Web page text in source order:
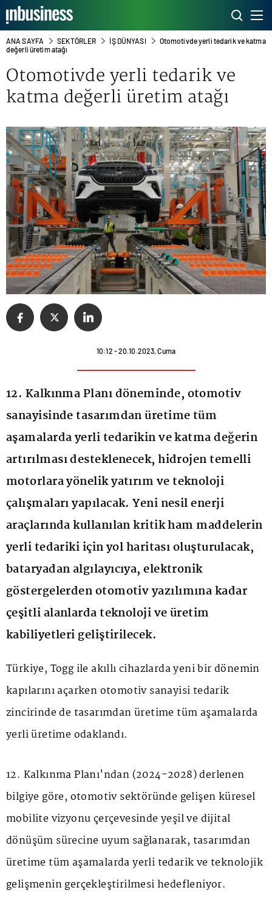
ANA SAYFA SEKTÖRLER İŞ DÜNYASI
Otomotivde yerli tedarik ve katma
değerli üretim atağı
Otomotivde yerli tedarik ve
katma değerli üretim atağı
10:12 - 20.10.2023, Cuma
12. Kalkınma Planı döneminde, otomotiv
sanayisinde tasarımdan üretime tüm
aşamalarda yerli tedarikin ve katma değerin
artırılması desteklenecek, hidrojen temelli
motorlara yönelik yatırım ve teknoloji
çalışmaları yapılacak. Yeni nesil enerji
araçlarında kullanılan kritik ham maddelerin
yerli tedariki için yol haritası oluşturulacak,
bataryadan algılayıcıya, elektronik
göstergelerden otomotiv yazılımına kadar
çeşitli alanlarda teknoloji ve üretim
kabiliyetleri geliştirilecek.
Türkiye, Togg ile akıllı cihazlarda yeni bir dönemin
kapılarını açarken otomotiv sanayisi tedarik
zincirinde de tasarımdan üretime tüm aşamalarda
yerli üretime odaklandı.
12. Kalkınma Planı'ndan (2024-2028) derlenen
bilgiye göre, otomotiv sektöründe gelişen küresel
mobilite vizyonu çerçevesinde yeşil ve dijital
dönüşüm sürecine uyum sağlanarak, tasarımdan
üretime tüm aşamalarda yerli tedarik ve teknolojik
gelişmenin gerçekleştirilmesi hedefleniyor.